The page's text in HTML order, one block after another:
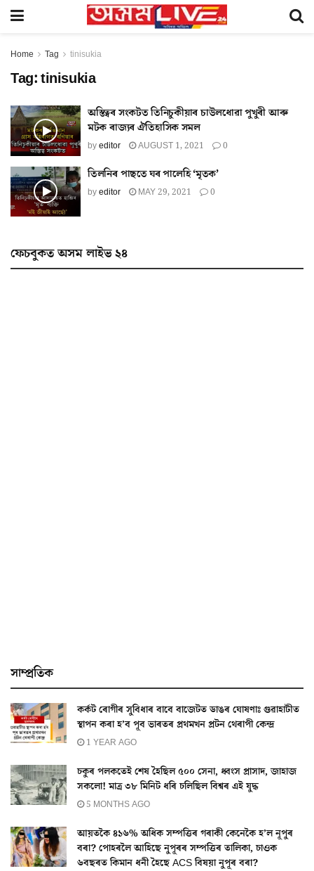
Home Tag tinisukia
Tag:tinisukia
অস্তিত্বৰ সংকটত তিনিচুকীয়াৰ চাউলধোৱা পুখুৰী আৰু
মটক ৰাজ্যৰ ঐতিহাসিক সমল
byeditor AUGUST 1, 2021 0
তিলনিৰ পাছতে ঘৰ পালেহি ‘মৃতক’
byeditor MAY 29, 2021 0
ফেচবুকত অসম লাইভ ২৪
সাম্প্ৰতিক
কৰ্কট ৰোগীৰ সুবিধাৰ বাবে বাজেটত ডাঙৰ ঘোষণাঃ গুৱাহাটীত
স্থাপন কৰা হ’ব পূব ভাৰতৰ প্ৰথমখন প্ৰটন থেৰাপী কেন্দ্ৰ
1 YEAR AGO
চকুৰ পলকতেই শেষ হৈছিল ৫০০ সেনা, ধ্বংস প্ৰাসাদ, জাহাজ
সকলো! মাত্ৰ ৩৮ মিনিট ধৰি চলিছিল বিশ্বৰ এই যুদ্ধ
5 MONTHS AGO
আয়তকৈ ৪১৬% অধিক সম্পত্তিৰ গৰাকী কেনেকৈ হ’ল নূপুৰ
বৰা? পোহৰলৈ আহিছে নুপূৰৰ সম্পত্তিৰ তালিকা, চাওক
৬বছৰত কিমান ধনী হৈছে ACS বিষয়া নুপূৰ বৰা?